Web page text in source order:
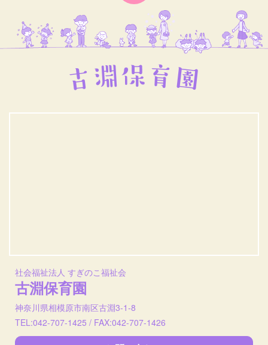
社会福祉法人 すぎのこ福祉会
古淵保育園
神奈川県相模原市南区古淵3-1-8
TEL:042-707-1425 / FAX:042-707-1426